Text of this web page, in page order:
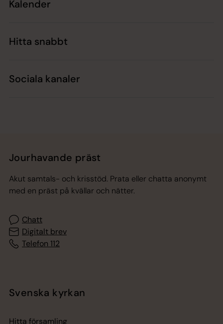
Kalender
Hitta snabbt
Sociala kanaler
Jourhavande präst
Akut samtals- och krisstöd. Prata eller chatta anonymt
med en präst på kvällar och nätter.
Chatt
Digitalt brev
Telefon 112
Svenska kyrkan
Hitta församling